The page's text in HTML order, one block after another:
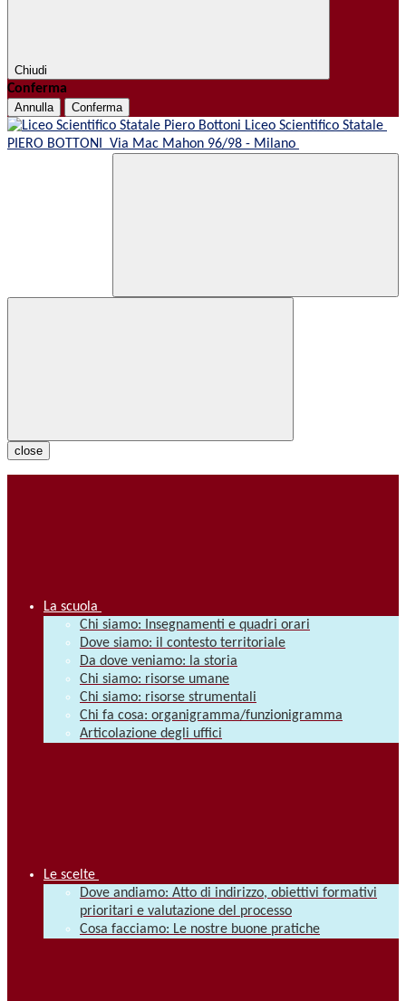
Chiudi
Conferma
Annulla Conferma
Liceo Scientifico Statale
PIERO BOTTONI Via Mac Mahon 96/98 - Milano
close
La scuola
Chi siamo: Insegnamenti e quadri orari
Dove siamo: il contesto territoriale
Da dove veniamo: la storia
Chi siamo: risorse umane
Chi siamo: risorse strumentali
Chi fa cosa: organigramma/funzionigramma
Articolazione degli uffici
Le scelte
Dove andiamo: Atto di indirizzo, obiettivi formativi
prioritari e valutazione del processo
Cosa facciamo: Le nostre buone pratiche